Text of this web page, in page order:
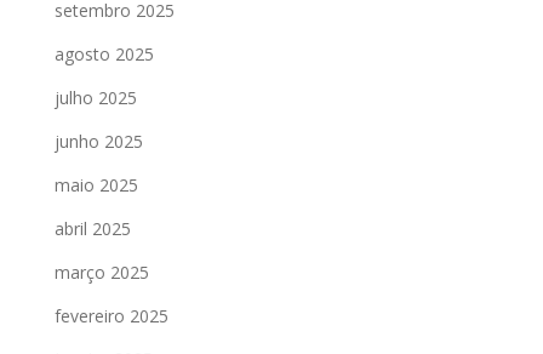
setembro 2025
agosto 2025
julho 2025
junho 2025
maio 2025
abril 2025
março 2025
fevereiro 2025